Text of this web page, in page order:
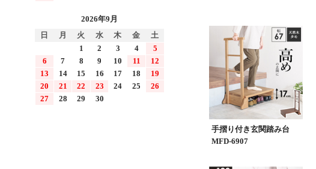
手摺り付き玄関踏み台
MFD-6907
2026年9月
日
月 火 水 木 金
土
1
2 3 4
5
6
7 8 9 10 11
12
13
14 15 16 17 18
19
20
21 22 23 24 25
26
27
28 29 30